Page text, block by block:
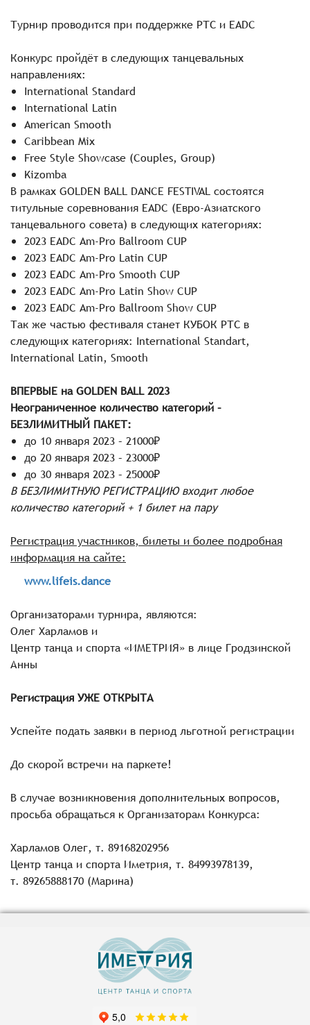
Турнир проводится при поддержке РТС и EADC
Конкурс пройдёт в следующих танцевальных
направлениях:
International Standard
International Latin
American Smooth
Caribbean Mix
Free Style Showcase (Couples, Group)
Kizomba
В рамках GOLDEN BALL DANCE FESTIVAL состоятся
титульные соревнования EADC (Евро-Азиатского
танцевального совета) в следующих категориях:
2023 EADC Am-Pro Ballroom CUP
2023 EADC Am-Pro Latin CUP
2023 EADC Am-Pro Smooth CUP
2023 EADC Am-Pro Latin Show CUP
2023 EADC Am-Pro Ballroom Show CUP
Так же частью фестиваля станет КУБОК РТС в
следующих категориях: International Standart,
International Latin, Smooth
ВПЕРВЫЕ на GOLDEN BALL 2023
Неограниченное количество категорий –
БЕЗЛИМИТНЫЙ ПАКЕТ:
до 10 января 2023 – 21000₽
до 20 января 2023 – 23000₽
до 30 января 2023 – 25000₽
В БЕЗЛИМИТНУЮ РЕГИСТРАЦИЮ входит любое
количество категорий + 1 билет на пару
Регистрация участников, билеты и более подробная
информация на сайте:
www.lifeis.dance
Организаторами турнира, являются:
Олег Харламов и
Центр танца и спорта «ИМЕТРИЯ» в лице Гродзинской
Анны
Регистрация УЖЕ ОТКРЫТА
Успейте подать заявки в период льготной регистрации
До скорой встречи на паркете!
В случае возникновения дополнительных вопросов,
просьба обращаться к Организаторам Конкурса:
Харламов Олег, т. 89168202956
Центр танца и спорта Иметрия, т. 84993978139,
т. 89265888170 (Марина)